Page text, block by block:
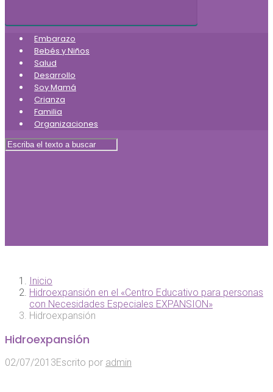
Embarazo
Bebés y Niños
Salud
Desarrollo
Soy Mamá
Crianza
Familia
Organizaciones
Inicio
Hidroexpansión en el «Centro Educativo para personas
con Necesidades Especiales EXPANSION»
Hidroexpansión
Hidroexpansión
02/07/2013Escrito por admin